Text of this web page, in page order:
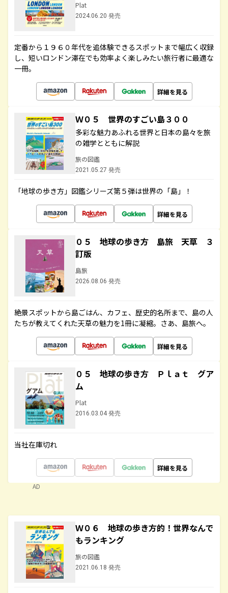
Plat
2024.06.20 発売
定番から１９６０年代を追体験できるスポットまで幅広く収録
し、短いロンドン滞在でも効率よく楽しみたい旅行者に最適な
一冊。
詳細を見る
Ｗ０５ 世界のすごい島３００
多彩な魅力あふれる世界と日本の島々を旅
の雑学とともに解説
旅の図鑑
2021.05.27 発売
「地球の歩き方」図鑑シリーズ第５弾は世界の「島」！
詳細を見る
０５ 地球の歩き方 島旅 天草 ３
訂版
島旅
2026.08.06 発売
絶景スポットから島ごはん、カフェ、歴史的名所まで、島の人
たちが教えてくれた天草の魅力を1冊に凝縮。さあ、島旅へ。
詳細を見る
０５ 地球の歩き方 Ｐｌａｔ グア
ム
Plat
2016.03.04 発売
当社在庫切れ
詳細を見る
AD
Ｗ０６ 地球の歩き方的！世界なんで
もランキング
旅の図鑑
2021.06.18 発売